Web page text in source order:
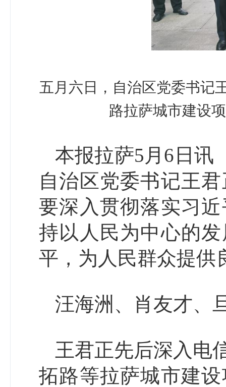
五月六日，自治区党委书记
路拉萨城市建设
本报拉萨5月6日讯
自治区党委书记王
要深入贯彻落实习
持以人民为中心的
平，为人民群众提供
汪海洲、肖友才、
王君正先后深入电
拓路等拉萨城市建